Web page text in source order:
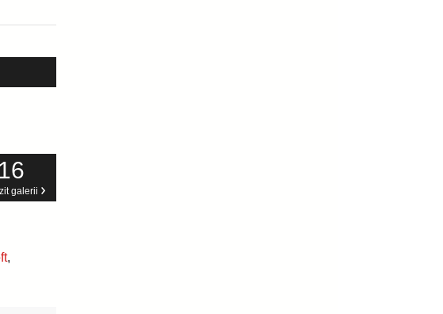
16
galerii
,